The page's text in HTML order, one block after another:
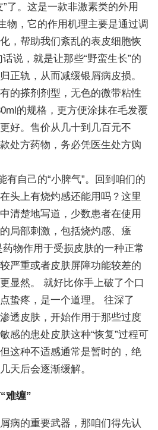
了。这是一款非激素类的外用
物，它的作用机理主要是通过调
，帮助我们紊乱的表皮细胞恢
说，就是让那些“野蛮生长”的
正轨，从而减缓银屑病皮损。
的搽剂剂型，无色的微带粘性
的规格，更方便涂抹在毛发覆
好。售价从几十到几百元不
处方药物，务必凭医生处方购
有自己的“小脾气”。回到咱们的
头上有烧灼感还能用吗？这里
清楚地写道，少数患者在使用
局部刺激，包括烧灼感、瘙
物作用于受损皮肤的一种正常
严重或者皮肤屏障功能较差的
显然。 就好比你手上破了个口
蛰疼，是一个道理。 往深了
透皮肤，开始作用于那些过度
感的患处皮肤这种“恢复”过程可
这种不适感通常是暂时的，绝
天后会逐渐缓解。
难缠”
病的重要武器，那咱们得先认